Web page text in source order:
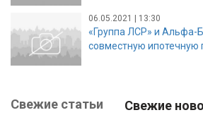
06.05.2021 | 13:30
«Группа ЛСР» и Альфа-
совместную ипотечную
Свежие статьи Свежие